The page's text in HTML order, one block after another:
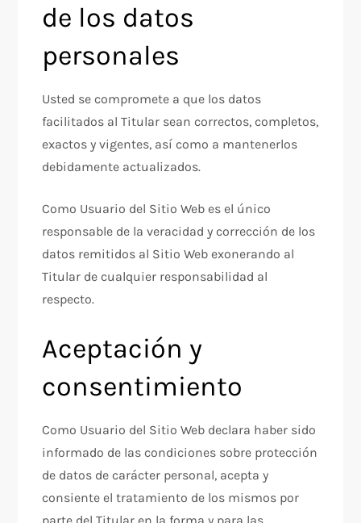
de los datos
personales
Usted se compromete a que los datos
facilitados al Titular sean correctos, completos,
exactos y vigentes, así como a mantenerlos
debidamente actualizados.
Como Usuario del Sitio Web es el único
responsable de la veracidad y corrección de los
datos remitidos al Sitio Web exonerando al
Titular de cualquier responsabilidad al
respecto.
Aceptación y
consentimiento
Como Usuario del Sitio Web declara haber sido
informado de las condiciones sobre protección
de datos de carácter personal, acepta y
consiente el tratamiento de los mismos por
parte del Titular en la forma y para las